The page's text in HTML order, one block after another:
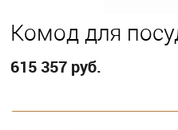
Комод для
615 357 руб.